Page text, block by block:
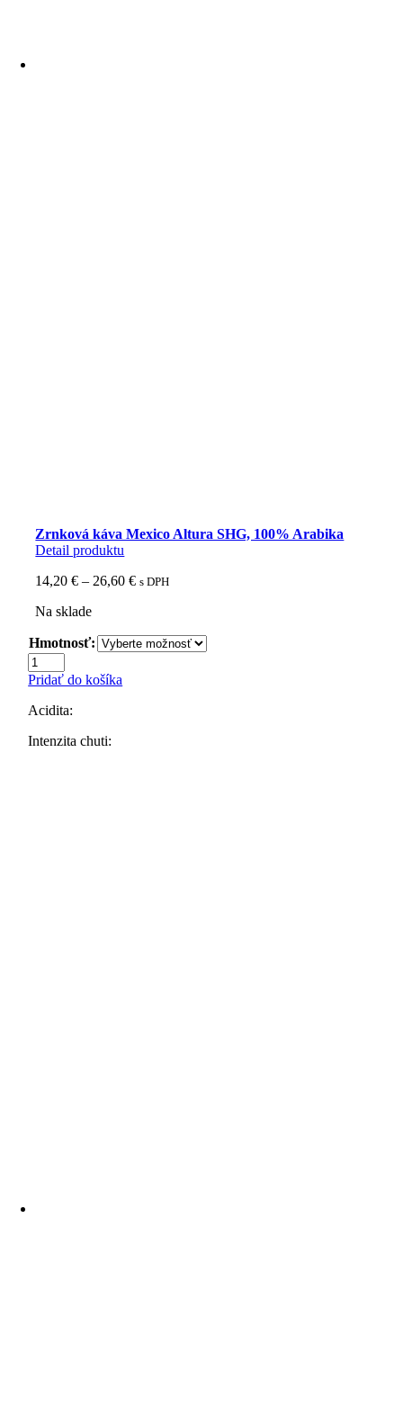
Zrnková káva Mexico Altura SHG, 100% Arabika
Detail produktu
14,20€ – 26,60€Price
26,60 €
s DPH
Na sklade
Hmotnosť:
množstvo
Zrnková
Mexico
SHG,
Pridať do košíka
Acidita:
Intenzita chuti: